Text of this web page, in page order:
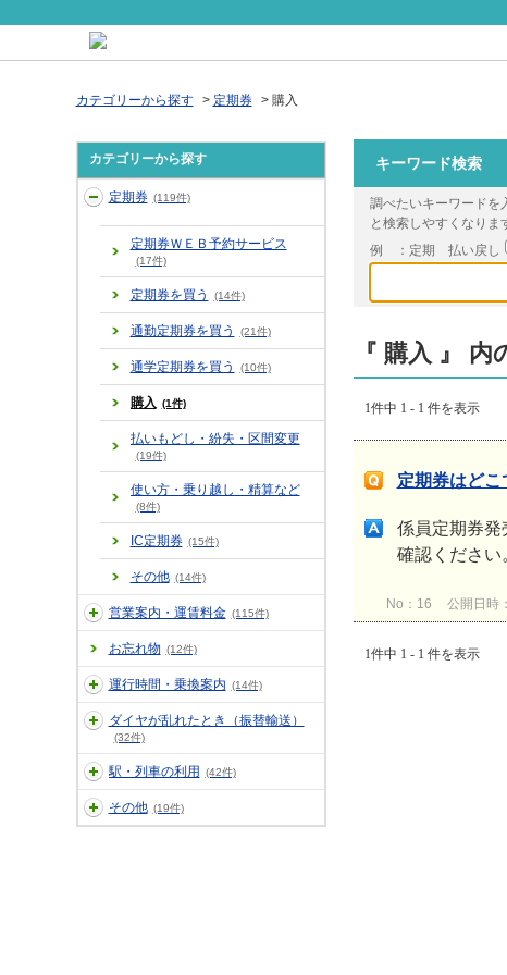
カテゴリーから探す > 定期券 > 購入
カテゴリーから探す
定期券 (119件)
定期券ＷＥＢ予約サービス
(17件)
定期券を買う (14件)
通勤定期券を買う (21件)
通学定期券を買う (10件)
購入 (1件)
払いもどし・紛失・区間変更
(19件)
使い方・乗り越し・精算など
(8件)
IC定期券 (15件)
その他 (14件)
営業案内・運賃料金 (115件)
お忘れ物 (12件)
運行時間・乗換案内 (14件)
ダイヤが乱れたとき（振替輸送）
(32件)
駅・列車の利用 (42件)
その他 (19件)
キーワード検索
調べたいキーワードを
と検索しやすくなりま
例 ：定期 払い戻し
『 購入 』 内
1件中 1 - 1 件を表示
定期券はど
係員定期券発
確認ください
No：16 公開日時
1件中 1 - 1 件を表示